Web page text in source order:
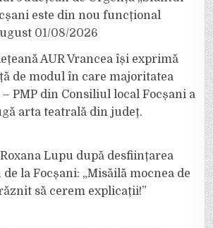
este din nou funcțional
01/08/2026
AUR Vrancea își exprimă
de modul în care majoritatea
– PMP din Consiliul local Focșani a
arta teatrală din județ.
Lupu după desființarea
la Focșani: „Misăilă mocnea de
să cerem explicații!”